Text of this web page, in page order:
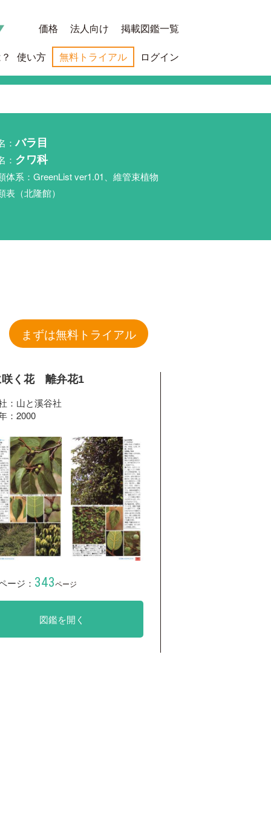
価格 法人向け 掲載図鑑一覧
使い方 無料トライアル ログイン
：バラ目
： クワ科
体系：GreenList ver1.01、維管束植物
表（北隆館）
まずは無料トライアル
咲く花 離弁花1
：山と溪谷社
：2000
ージ： 343ページ
図鑑を開く